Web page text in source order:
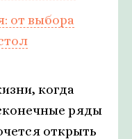
от выбора
когда
ряды
открыть